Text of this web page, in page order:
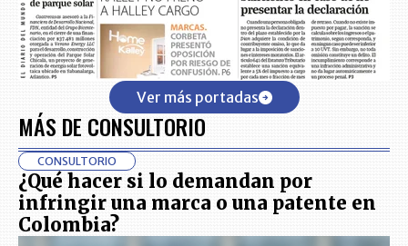
Ver más portadas
MÁS DE CONSULTORIO
CONSULTORIO
¿Qué hacer si lo demandan por
infringir una marca o una patente en
Colombia?